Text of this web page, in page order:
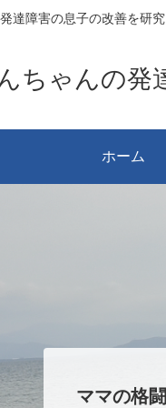
発達障害の息子の改善を研
ちゃんの発
ホーム
ママの格